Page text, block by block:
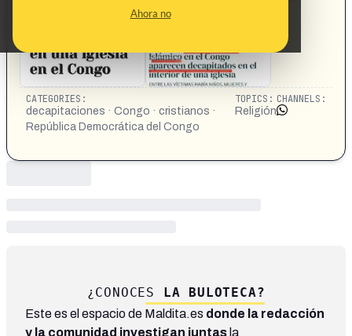
Ahora no
la provincia de Kivu del Norte.
CATEGORIES:
decapitaciones · Congo · cristianos ·
República Democrática del Congo
TOPICS:
Religión
CHANNELS:
¿CONOCES LA BULOTECA?
Este es el espacio de Maldita.es donde la redacción
y la comunidad investigan juntas la